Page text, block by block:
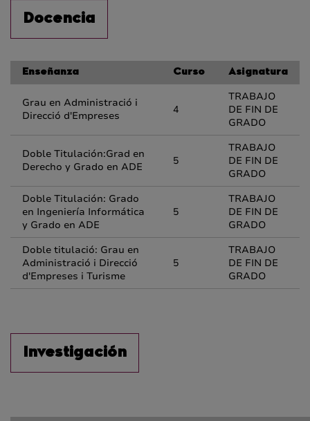
Docencia
Enseñanza Curso Asignatura
Grau en Administració i
Direcció d'Empreses
4
TRABAJO
DE FIN DE
GRADO
Doble Titulación:Grad en
Derecho y Grado en ADE
5
TRABAJO
DE FIN DE
GRADO
Doble Titulación: Grado
en Ingeniería Informática
y Grado en ADE
5
TRABAJO
DE FIN DE
GRADO
Doble titulació: Grau en
Administració i Direcció
d'Empreses i Turisme
5
TRABAJO
DE FIN DE
GRADO
Investigación